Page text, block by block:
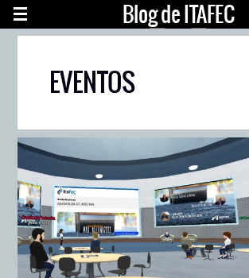
Blog de ITAFEC
EVENTOS